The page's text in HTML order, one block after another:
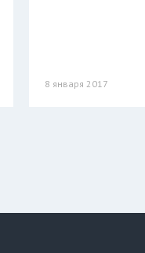
8 января 2017